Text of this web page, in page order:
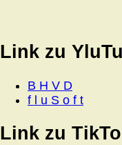
Link zu
B H V D
f l u S o f t
Link zu